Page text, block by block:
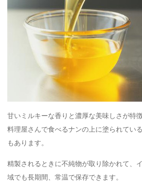
甘いミルキーな香りと濃厚な美味しさが特
料理屋さんで食べるナンの上に塗られてい
もあります。
精製されるときに不純物が取り除かれて、
域でも長期間、常温で保存できます。